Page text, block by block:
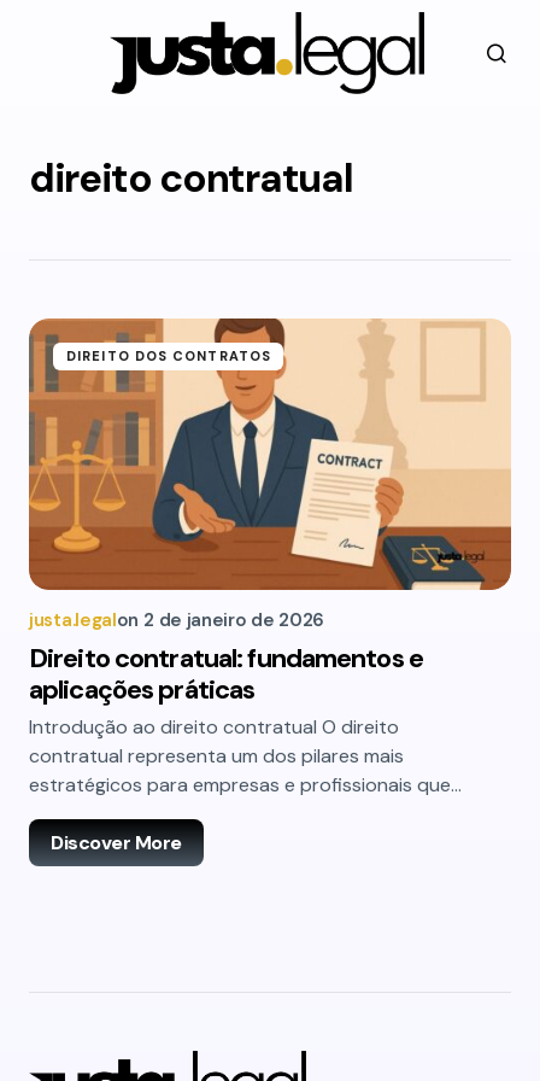
direito contratual
DIREITO DOS CONTRATOS
justa.legalon 2 de janeiro de 2026
Direito contratual: fundamentos e
aplicações práticas
Introdução ao direito contratual O direito
contratual representa um dos pilares mais
estratégicos para empresas e profissionais que…
Discover More